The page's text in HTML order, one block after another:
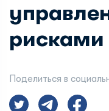
рисками
Поделиться в